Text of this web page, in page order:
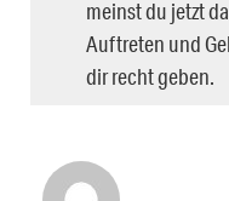
meinst du jetzt
Auftreten und
dir recht geben.